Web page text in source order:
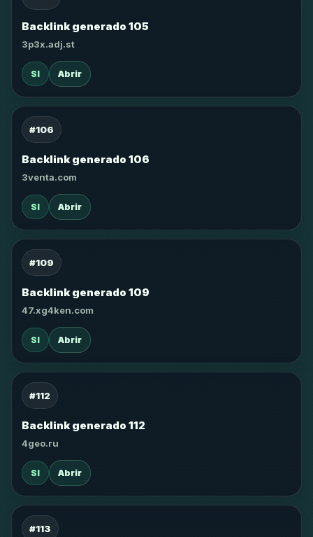
Backlink generado 105
3p3x.adj.st
SI Abrir
#106
Backlink generado 106
3venta.com
SI Abrir
#109
Backlink generado 109
47.xg4ken.com
SI Abrir
#112
Backlink generado 112
4geo.ru
SI Abrir
#113